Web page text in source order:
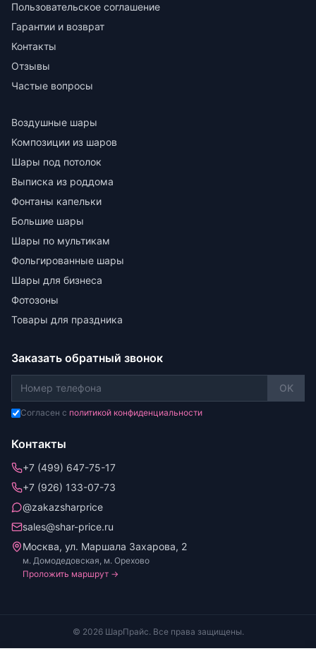
Пользовательское соглашение
Гарантии и возврат
Контакты
Отзывы
Частые вопросы
Воздушные шары
Композиции из шаров
Шары под потолок
Выписка из роддома
Фонтаны капельки
Большие шары
Шары по мультикам
Фольгированные шары
Шары для бизнеса
Фотозоны
Товары для праздника
Заказать обратный звонок
OK
Согласен с политикой конфиденциальности
Контакты
+7 (499) 647-75-17
+7 (926) 133-07-73
@zakazsharprice
sales@shar-price.ru
Москва, ул. Маршала Захарова, 2
м. Домодедовская, м. Орехово
Проложить маршрут →
© 2026 ШарПрайс. Все права защищены.